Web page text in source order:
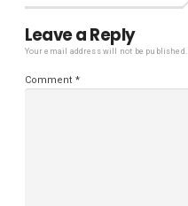
Leave a Reply
Your email address will not be published.
Comment *